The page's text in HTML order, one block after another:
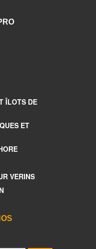
ÎLOTS DE
ET
VERINS